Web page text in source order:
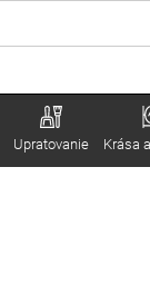
Upratovanie Krása